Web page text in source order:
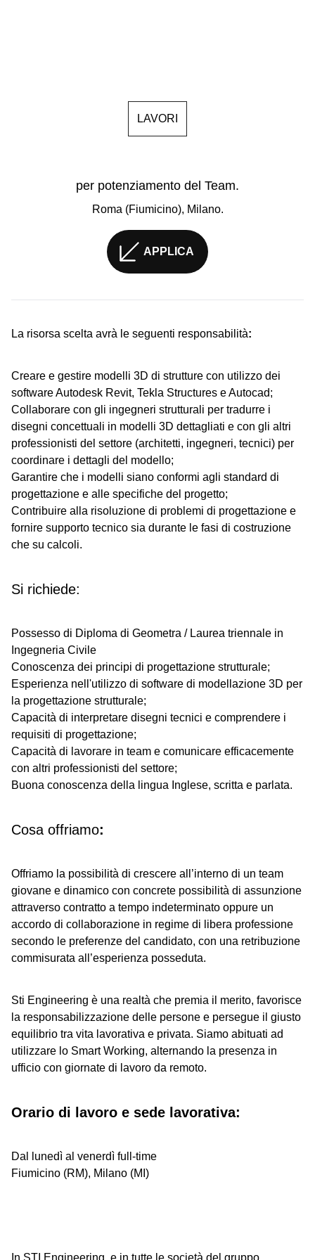
LAVORI
per potenziamento del Team.
Roma (Fiumicino), Milano.
APPLICA
La risorsa scelta avrà le seguenti responsabilità:
Creare e gestire modelli 3D di strutture con utilizzo dei
software Autodesk Revit, Tekla Structures e Autocad;
Collaborare con gli ingegneri strutturali per tradurre i
disegni concettuali in modelli 3D dettagliati e con gli altri
professionisti del settore (architetti, ingegneri, tecnici) per
coordinare i dettagli del modello;
Garantire che i modelli siano conformi agli standard di
progettazione e alle specifiche del progetto;
Contribuire alla risoluzione di problemi di progettazione e
fornire supporto tecnico sia durante le fasi di costruzione
che su calcoli.
Si richiede:
Possesso di Diploma di Geometra / Laurea triennale in
Ingegneria Civile
Conoscenza dei principi di progettazione strutturale;
Esperienza nell'utilizzo di software di modellazione 3D per
la progettazione strutturale;
Capacità di interpretare disegni tecnici e comprendere i
requisiti di progettazione;
Capacità di lavorare in team e comunicare efficacemente
con altri professionisti del settore;
Buona conoscenza della lingua Inglese, scritta e parlata.
Cosa offriamo:
Offriamo la possibilità di crescere all’interno di un team
giovane e dinamico con concrete possibilità di assunzione
attraverso contratto a tempo indeterminato oppure un
accordo di collaborazione in regime di libera professione
secondo le preferenze del candidato, con una retribuzione
commisurata all’esperienza posseduta.
Sti Engineering è una realtà che premia il merito, favorisce
la responsabilizzazione delle persone e persegue il giusto
equilibrio tra vita lavorativa e privata. Siamo abituati ad
utilizzare lo Smart Working, alternando la presenza in
ufficio con giornate di lavoro da remoto.
Orario di lavoro e sede lavorativa:
Dal lunedì al venerdì full-time
Fiumicino (RM), Milano (MI)
In STI Engineering, e in tutte le società del gruppo,